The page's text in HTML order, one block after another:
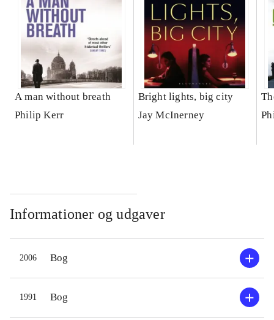
A man without breath
Philip Kerr
Bright lights, big city
Jay McInerney
Informationer og udgaver
2006 Bog
1991 Bog